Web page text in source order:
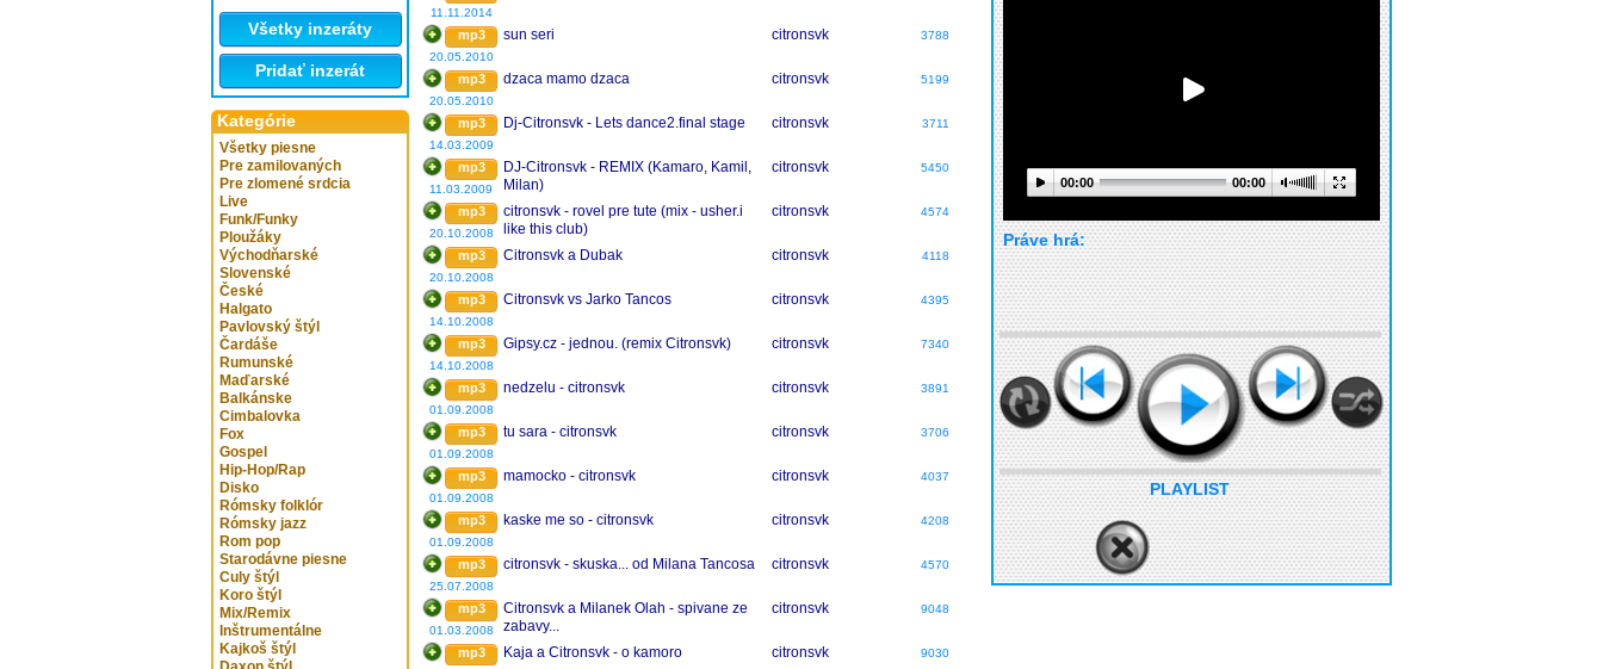
Všetky inzeráty
Pridať inzerát
Kategórie
Všetky piesne
Pre zamilovaných
Pre zlomené srdcia
Live
Funk/Funky
Ploužáky
Východňarské
Slovenské
České
Halgato
Pavlovský štýl
Čardáše
Rumunské
Maďarské
Balkánske
Cimbalovka
Fox
Gospel
Hip-Hop/Rap
Disko
Rómsky folklór
Rómsky jazz
Rom pop
Starodávne piesne
Culy štýl
Koro štýl
Mix/Remix
Inštrumentálne
Kajkoš štýl
11.11.2014
mp3
20.05.2010
sun seri citronsvk 3788
mp3
20.05.2010
dzaca mamo dzaca citronsvk 5199
mp3
14.03.2009
Dj-Citronsvk - Lets dance2.final stage citronsvk 3711
mp3
11.03.2009
DJ-Citronsvk - REMIX (Kamaro, Kamil,
Milan)
citronsvk 5450
mp3
20.10.2008
citronsvk - rovel pre tute (mix - usher.i
like this club)
citronsvk 4574
mp3
20.10.2008
Citronsvk a Dubak citronsvk 4118
mp3
14.10.2008
Citronsvk vs Jarko Tancos citronsvk 4395
mp3
14.10.2008
Gipsy.cz - jednou. (remix Citronsvk) citronsvk 7340
mp3
01.09.2008
nedzelu - citronsvk citronsvk 3891
mp3
01.09.2008
tu sara - citronsvk citronsvk 3706
mp3
01.09.2008
mamocko - citronsvk citronsvk 4037
mp3
01.09.2008
kaske me so - citronsvk citronsvk 4208
mp3
25.07.2008
citronsvk - skuska... od Milana Tancosa citronsvk 4570
mp3
01.03.2008
Citronsvk a Milanek Olah - spivane ze
zabavy...
citronsvk 9048
mp3 Kaja a Citronsvk - o kamoro citronsvk 9030
00:00 00:00
Práve hrá:
PLAYLIST